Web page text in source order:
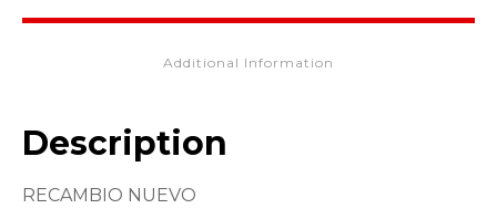
Additional Information
Description
RECAMBIO NUEVO